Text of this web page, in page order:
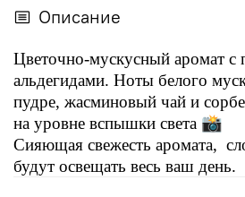
Описание
Цветочно-мускусный аромат с
альдегидами. Ноты белого
пудре, жасминовый чай и
на уровне вспышки света 📸
Сияющая свежесть аромата,
будут освещать весь ваш день.